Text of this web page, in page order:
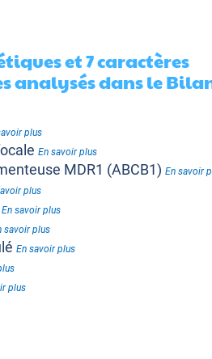
et 7 caractères
analysés dans le
plus
En savoir plus
MDR1 (ABCB1) En savoir
plus
En savoir plus
savoir plus
En savoir plus
plus